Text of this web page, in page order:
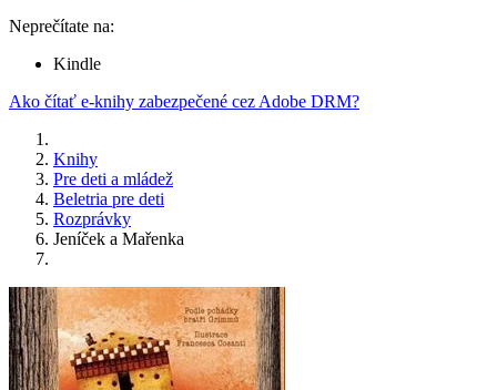
Neprečítate na:
Kindle
Ako čítať e-knihy zabezpečené cez Adobe DRM?
Knihy
Pre deti a mládež
Beletria pre deti
Rozprávky
Jeníček a Mařenka